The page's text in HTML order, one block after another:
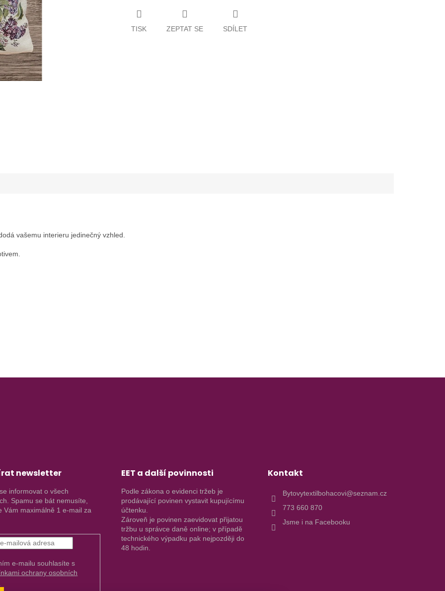
TISK ZEPTAT SE SDÍLET
vašemu interieru jedinečný vzhled.
newsletter
informovat o všech
Spamu se bát nemusíte,
Vám maximálně 1 e-mail za
e-mailu souhlasíte s
ochrany osobních
EET a další povinnosti
Podle zákona o evidenci tržeb je
prodávající povinen vystavit kupujícímu
účtenku.
Zároveň je povinen zaevidovat přijatou
tržbu u správce daně online; v případě
technického výpadku pak nejpozději do
48 hodin.
Kontakt
Bytovytextilbohacovi@seznam.cz
773 660 870
Jsme i na Facebooku